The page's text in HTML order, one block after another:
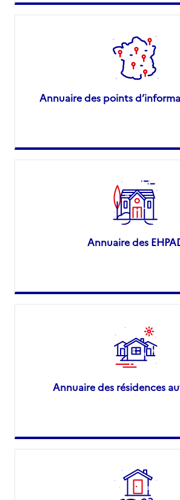
Annuaire des points
Annuaire des
Annuaire des résidences